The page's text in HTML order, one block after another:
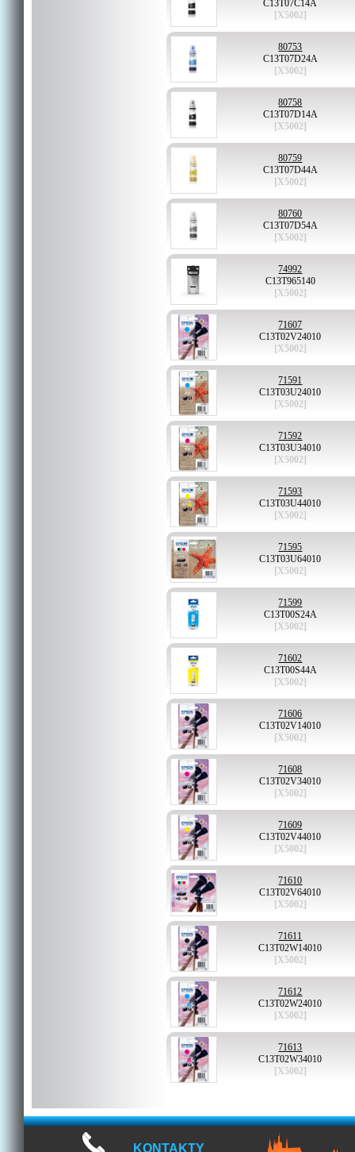
C13T07C14A
[X5002]
80753
C13T07D24A
[X5002]
80758
C13T07D14A
[X5002]
80759
C13T07D44A
[X5002]
80760
C13T07D54A
[X5002]
74992
C13T965140
[X5002]
71607
C13T02V24010
[X5002]
71591
C13T03U24010
[X5002]
71592
C13T03U34010
[X5002]
71593
C13T03U44010
[X5002]
71595
C13T03U64010
[X5002]
71599
C13T00S24A
[X5002]
71602
C13T00S44A
[X5002]
71606
C13T02V14010
[X5002]
71608
C13T02V34010
[X5002]
71609
C13T02V44010
[X5002]
71610
C13T02V64010
[X5002]
71611
C13T02W14010
[X5002]
71612
C13T02W24010
[X5002]
71613
C13T02W34010
[X5002]
KONTAKTY